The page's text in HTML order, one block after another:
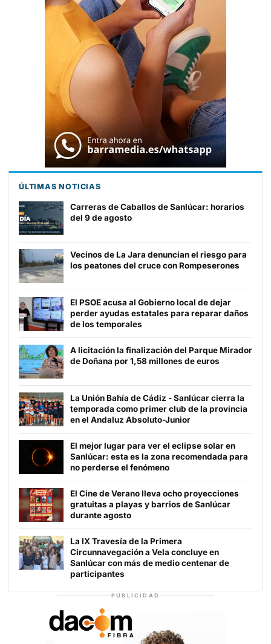
ÚLTIMAS NOTICIAS
Carreras de Caballos de Sanlúcar: horarios
del 9 de agosto
Vecinos de La Jara denuncian el riesgo para
los peatones del cruce con Rompeserones
El PSOE acusa al Gobierno local de dejar
perder ayudas estatales para reparar daños
de los temporales
A licitación la finalización del Parque Mirador
de Doñana por 1,58 millones de euros
La Unión Bahía de Cádiz - Sanlúcar cierra la
temporada como primer club de la provincia
en el Andaluz Absoluto-Junior
El mejor lugar para ver el eclipse solar en
Sanlúcar: esta es la zona recomendada para
no perderse el fenómeno
El Cine de Verano lleva ocho proyecciones
gratuitas a playas y barrios de Sanlúcar
durante agosto
La IX Travesía de la Primera
Circunnavegación a Vela concluye en
Sanlúcar con más de medio centenar de
participantes
PUBLICIDAD